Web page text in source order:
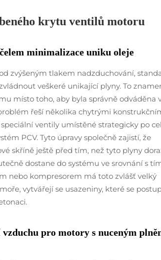
krytu ventilů motoru
minimalizace uniku oleje
zvýšeným tlakem nadzduchování,
veškeré unikající plyny. To
místo toho, aby byla správně odváděna
řeší několika chytrými
ventily umístěné strategicky po
PCV. Tyto úpravy společně zajistí, že
skříně ještě před tím, než tyto plyny
dostane do systému ve srovnání s
nebo kompresorem má toto zvlášť velký
vytvářejí se usazeniny, které se
pro motory s nuceným